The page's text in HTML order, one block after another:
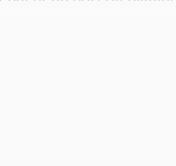
kamper fredag og